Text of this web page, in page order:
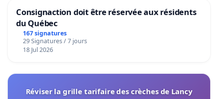
Consignaction doit être réservée aux résidents
du Québec
167 signatures
29 Signatures / 7 jours
18 Jul 2026
Réviser la grille tarifaire des crèches de Lancy